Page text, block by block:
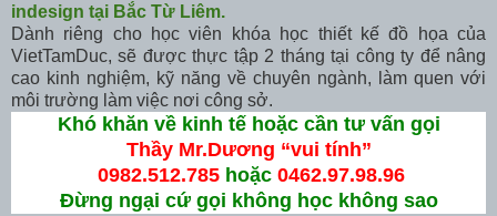
indesign tại Bắc Từ Liêm.
Dành riêng cho học viên khóa học thiết kế đồ họa của
VietTamDuc, sẽ được thực tập 2 tháng tại công ty để nâng
cao kinh nghiệm, kỹ năng về chuyên ngành, làm quen với
môi trường làm việc nơi công sở.
Khó khăn về kinh tế hoặc cần tư vấn gọi
Thầy Mr.Dương “vui tính”
0982.512.785 hoặc 0462.97.98.96
Đừng ngại cứ gọi không học không sao